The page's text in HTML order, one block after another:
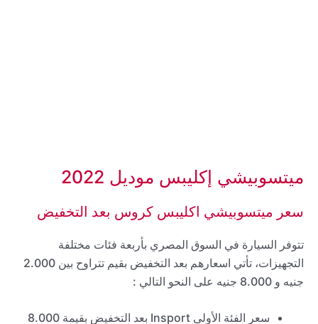
ميتسوبيشي إكليبس موديل 2022
سعر ميتسوبيشي اكليبس كروس بعد التخفيض
تتوفر السيارة في السوق المصري بأربعة فئات مختلفة
التجهيزات، تأتي اسعارهم بعد التخفيض بقيم تتراوح بين 2.000
جنيه و 8.000 جنيه على النحو التالي :
سعر الفئة الأولى Insport بعد التخفيض بقيمة 8.000